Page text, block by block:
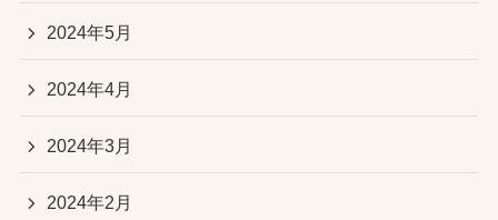
2024年5月
2024年4月
2024年3月
2024年2月